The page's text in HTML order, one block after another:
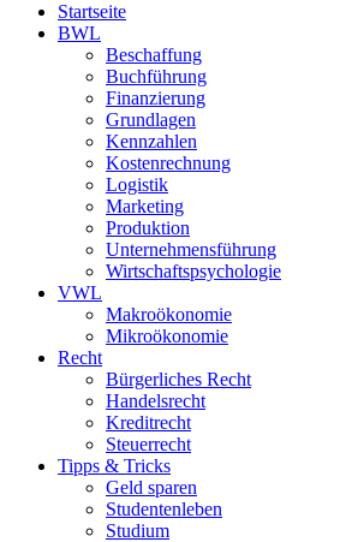
Startseite
BWL
Beschaffung
Buchführung
Finanzierung
Grundlagen
Kennzahlen
Kostenrechnung
Logistik
Marketing
Produktion
Unternehmensführung
Wirtschaftspsychologie
VWL
Makroökonomie
Mikroökonomie
Recht
Bürgerliches Recht
Handelsrecht
Kreditrecht
Steuerrecht
Tipps & Tricks
Geld sparen
Studentenleben
Studium